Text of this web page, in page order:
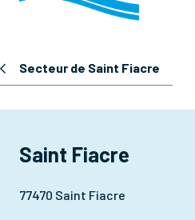
Secteur de Saint Fiacre
Saint Fiacre
77470 Saint Fiacre